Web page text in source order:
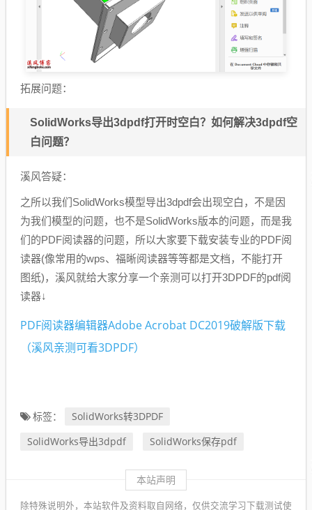
拓展问题：
SolidWorks导出3dpdf打开时空白？如何解决3dpdf空
白问题？
溪风答疑：
之所以我们SolidWorks模型导出3dpdf会出现空白，不是因
为我们模型的问题，也不是SolidWorks版本的问题，而是我
们的PDF阅读器的问题，所以大家要下载安装专业的PDF阅
读器(像常用的wps、福晰阅读器等等都是文档，不能打开
图纸)，溪风就给大家分享一个亲测可以打开3DPDF的pdf阅
读器↓
PDF阅读器编辑器Adobe Acrobat DC2019破解版下载
（溪风亲测可看3DPDF）
标签：
SolidWorks转3DPDF
SolidWorks导出3dpdf
SolidWorks保存pdf
本站声明
除特殊说明外，本站软件及资料取自网络，仅供交流学习下载测试使